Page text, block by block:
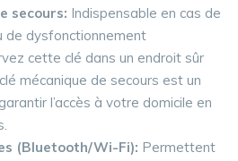
secours: Indispensable en cas de
de dysfonctionnement
cette clé dans un endroit sûr
mécanique de secours est un
l’accès à votre domicile en
(Bluetooth/Wi-Fi): Permettent